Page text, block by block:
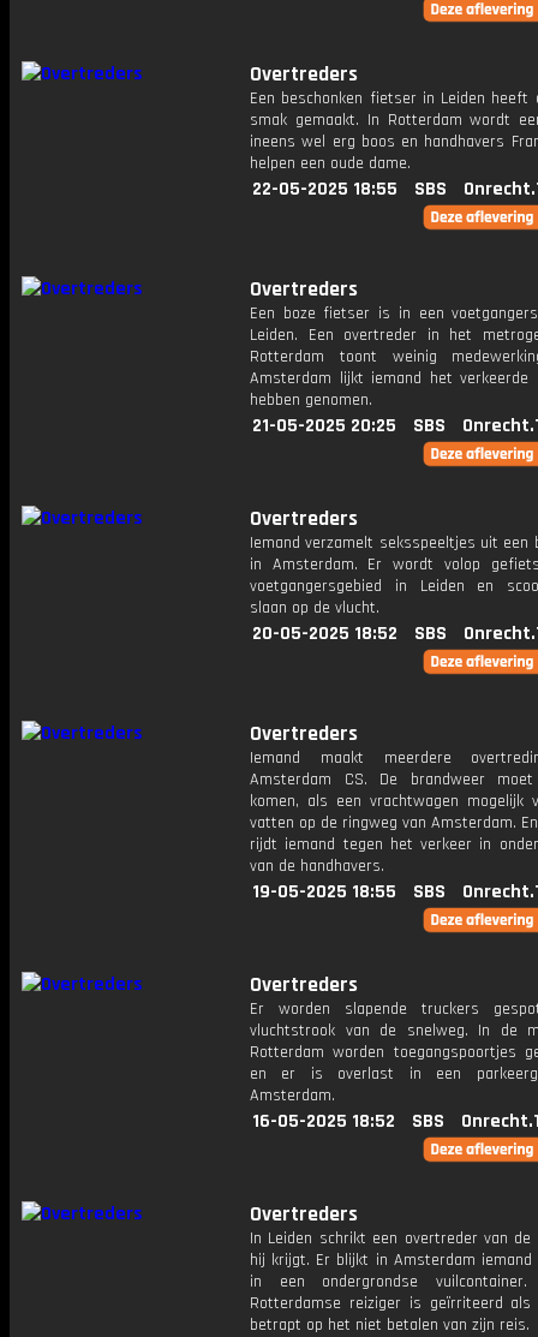
Overtreders
Een beschonken fietser in Leiden heeft
smak gemaakt. In Rotterdam wordt
ineens wel erg boos en handhavers
helpen een oude dame.
22-05-2025 18:55 SBS
Overtreders
Een boze fietser is in een
Leiden. Een overtreder in het
Rotterdam toont weinig
Amsterdam lijkt iemand het verkeerde
hebben genomen.
21-05-2025 20:25 SBS
Overtreders
Iemand verzamelt seksspeeltjes uit een
in Amsterdam. Er wordt volop
voetgangersgebied in Leiden en
slaan op de vlucht.
20-05-2025 18:52 SBS
Overtreders
Iemand maakt meerdere
Amsterdam CS. De brandweer
komen, als een vrachtwagen mogelijk
vatten op de ringweg van Amsterdam.
rijdt iemand tegen het verkeer in
van de handhavers.
19-05-2025 18:55 SBS
Overtreders
Er worden slapende truckers
vluchtstrook van de snelweg. In de
Rotterdam worden toegangspoortjes
en er is overlast in een
Amsterdam.
16-05-2025 18:52 SBS
Overtreders
In Leiden schrikt een overtreder van de
hij krijgt. Er blijkt in Amsterdam iemand
in een ondergrondse
Rotterdamse reiziger is geïrriteerd
betrapt op het niet betalen van zijn reis.